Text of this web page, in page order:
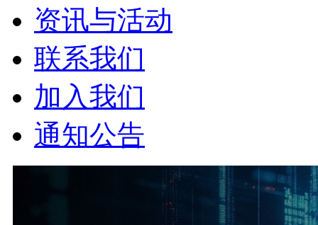
资讯与活动
联系我们
加入我们
通知公告